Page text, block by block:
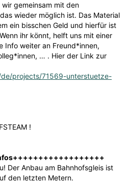
gemeinsam mit den
wieder möglich ist. Das Material
ein bisschen Geld und hierfür ist
ihr könnt, helft uns mit einer
Info weiter an Freund*innen,
… . Hier der Link zur
projects/71569-unterstuetze-
!
Der Anbau am Bahnhofsgleis ist
den letzten Metern.